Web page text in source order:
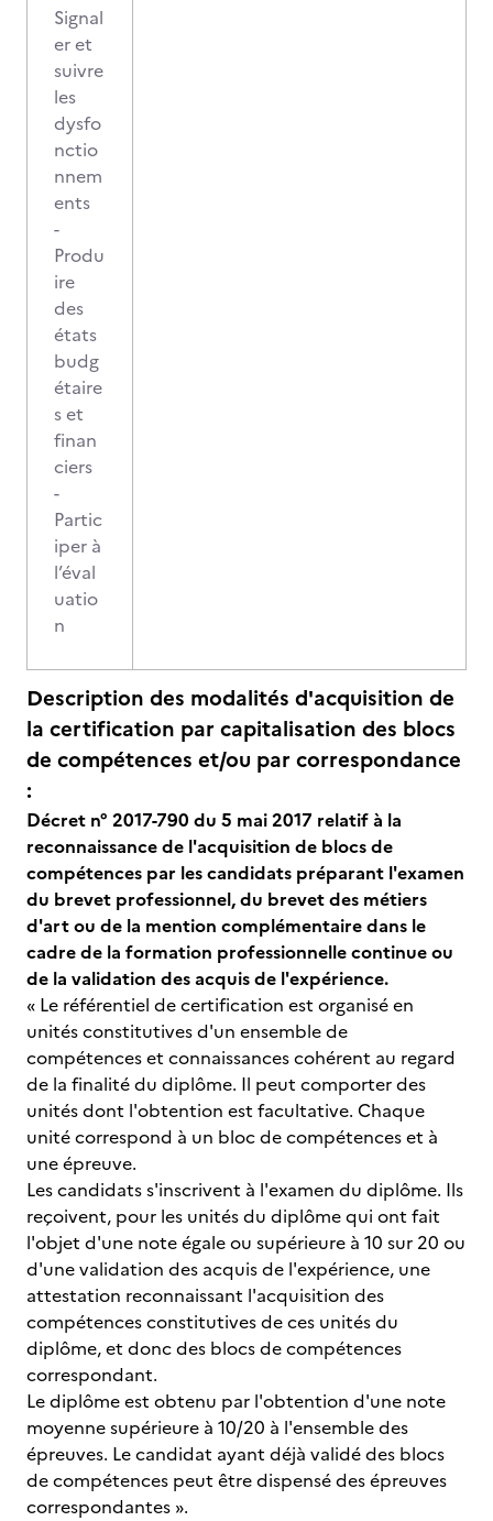
Signal
er et
suivre
les
dysfo
nctio
nnem
ents
-
Produ
ire
des
états
budg
étaire
s et
finan
ciers
-
Partic
iper à
l’éval
uatio
n
Description des modalités d'acquisition de
la certification par capitalisation des blocs
de compétences et/ou par correspondance
:
Décret n° 2017-790 du 5 mai 2017 relatif à la
reconnaissance de l'acquisition de blocs de
compétences par les candidats préparant l'examen
du brevet professionnel, du brevet des métiers
d'art ou de la mention complémentaire dans le
cadre de la formation professionnelle continue ou
de la validation des acquis de l'expérience.
« Le référentiel de certification est organisé en
unités constitutives d'un ensemble de
compétences et connaissances cohérent au regard
de la finalité du diplôme. Il peut comporter des
unités dont l'obtention est facultative. Chaque
unité correspond à un bloc de compétences et à
une épreuve.
Les candidats s'inscrivent à l'examen du diplôme. Ils
reçoivent, pour les unités du diplôme qui ont fait
l'objet d'une note égale ou supérieure à 10 sur 20 ou
d'une validation des acquis de l'expérience, une
attestation reconnaissant l'acquisition des
compétences constitutives de ces unités du
diplôme, et donc des blocs de compétences
correspondant.
Le diplôme est obtenu par l'obtention d'une note
moyenne supérieure à 10/20 à l'ensemble des
épreuves. Le candidat ayant déjà validé des blocs
de compétences peut être dispensé des épreuves
correspondantes ».